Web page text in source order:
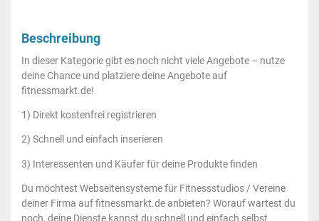
Beschreibung
In dieser Kategorie gibt es noch nicht viele Angebote – nutze
deine Chance und platziere deine Angebote auf
fitnessmarkt.de!
1) Direkt kostenfrei registrieren
2) Schnell und einfach inserieren
3) Interessenten und Käufer für deine Produkte finden
Du möchtest Webseitensysteme für Fitnessstudios / Vereine
deiner Firma auf fitnessmarkt.de anbieten? Worauf wartest du
noch, deine Dienste kannst du schnell und einfach selbst